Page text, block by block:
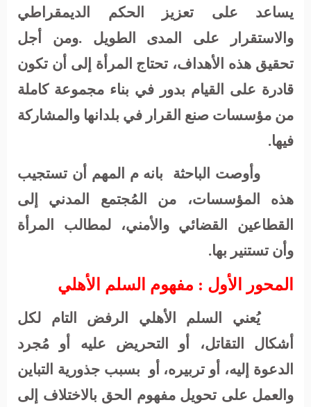
يساعد
على تعزيز الحكم
الديمقراطي
والاستقرار
على المدى الطويل .ومن
أجل
تحقيق هذه الأهداف، تحتاج المرأة إلى أن تكون
قادرة على القيام بدور في بناء مجموعة كاملة
من مؤسسات صنع القرار في بلدانها والمشاركة
فيها.
وأوصت الباحثة
بانه م المهم أن تستجيب
هذه
المؤسسات، من المُجتمع المدني
إلى
القطاعين
القضائي والأمني، لمطالب
المرأة
وأن تستنير بها.
المحور الأول : مفهوم السلم الأهلي
يُعني السلم الأهلي الرفض التام لكل
أشكال التقاتل، أو التحريض عليه أو مُجرد
الدعوة إليه، أو تربيره، أو بسبب جذورية التباين
والعمل على تحويل مفهوم الحق بالاختلاف إلى